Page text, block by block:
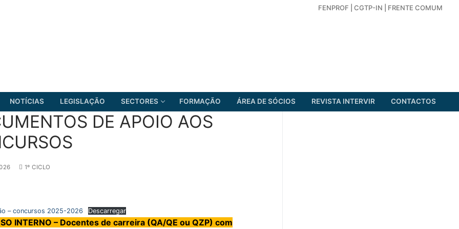
FENPROF CGTP-IN FRENTE COMUM
NOTÍCIAS LEGISLAÇÃO SECTORES FORMAÇÃO ÁREA DE SÓCIOS REVISTA INTERVIR CONTACTOS
DE APOIO AOS
1º CICLO
– concursos 2025-2026 Descarregar
INTERNO – Docentes de carreira (QA/QE ou QZP) com